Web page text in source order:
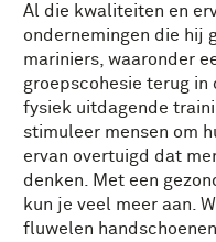
Al die kwaliteiten en
ondernemingen die hij
mariniers, waaronder
groepscohesie terug in
fysiek uitdagende
stimuleer mensen om
ervan overtuigd dat
denken. Met een
kun je veel meer aan.
fluwelen